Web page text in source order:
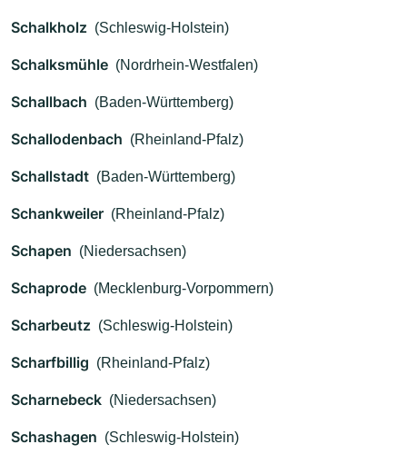
Schalkholz (Schleswig-Holstein)
Schalksmühle (Nordrhein-Westfalen)
Schallbach (Baden-Württemberg)
Schallodenbach (Rheinland-Pfalz)
Schallstadt (Baden-Württemberg)
Schankweiler (Rheinland-Pfalz)
Schapen (Niedersachsen)
Schaprode (Mecklenburg-Vorpommern)
Scharbeutz (Schleswig-Holstein)
Scharfbillig (Rheinland-Pfalz)
Scharnebeck (Niedersachsen)
Schashagen (Schleswig-Holstein)